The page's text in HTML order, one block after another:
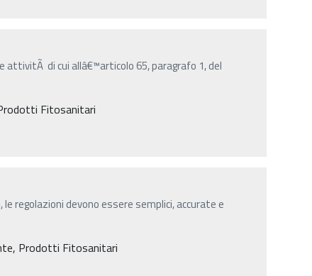
attivitÃ di cui allâ€™articolo 65, paragrafo 1, del
Fitosanitari
le regolazioni devono essere semplici, accurate e
Prodotti Fitosanitari